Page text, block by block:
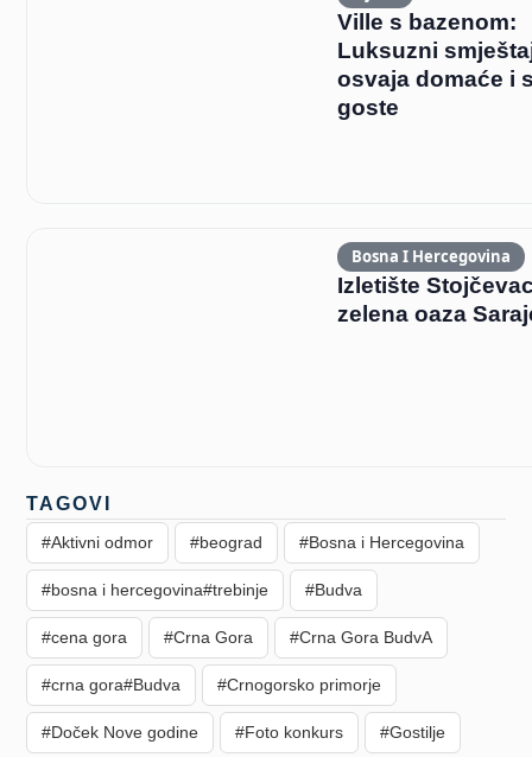
Ville s bazenom:
Luksuzni
osvaja domaće i
goste
Bosna I Hercegovina
Izletište
zelena oaza
TAGOVI
#Aktivni odmor #beograd #Bosna i Hercegovina
#bosna i hercegovina#trebinje #Budva
#cena gora #Crna Gora #Crna Gora BudvA
#crna gora#Budva #Crnogorsko primorje
#Doček Nove godine #Foto konkurs #Gostilje